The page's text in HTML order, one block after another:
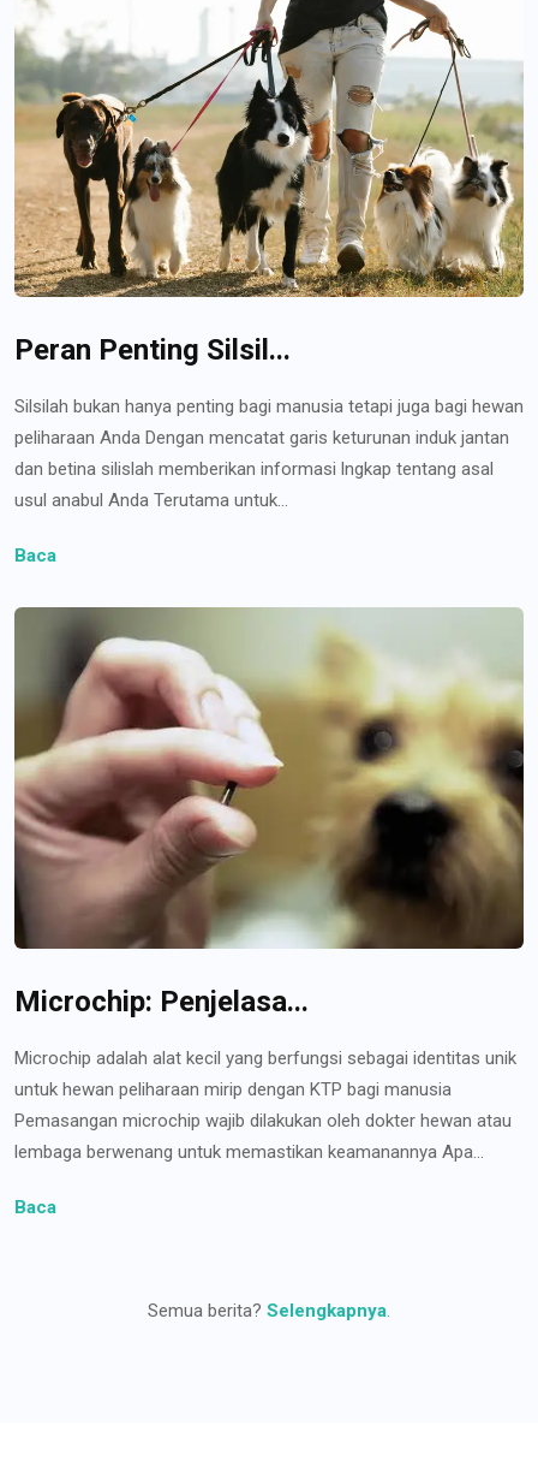
Peran Penting Silsil...
Silsilah bukan hanya penting bagi manusia tetapi juga bagi hewan
peliharaan Anda Dengan mencatat garis keturunan induk jantan
dan betina silislah memberikan informasi lngkap tentang asal
usul anabul Anda Terutama untuk...
Baca
Microchip: Penjelasa...
Microchip adalah alat kecil yang berfungsi sebagai identitas unik
untuk hewan peliharaan mirip dengan KTP bagi manusia
Pemasangan microchip wajib dilakukan oleh dokter hewan atau
lembaga berwenang untuk memastikan keamanannya Apa...
Baca
Semua berita? Selengkapnya